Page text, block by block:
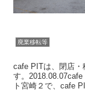
廃業移転等
cafe PITは、閉店・
す。
ト宮崎２で、cafe